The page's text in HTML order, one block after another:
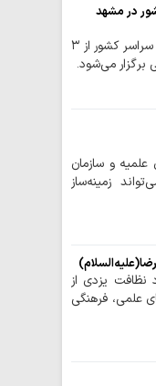
در مشهد
حوزه/ سومین جشنواره فرهنگی ورزشی طلاب بسیجی حوزه‌های علمیه سراسر کشور از ۳
و سازمان
زمینه‌ساز
نظافت یزدی از
علمی، فرهنگی